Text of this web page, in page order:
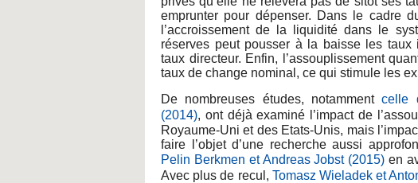
emprunter pour dépenser. Dans le cadre
l’accroissement de la liquidité dans le
réserves peut pousser à la baisse les
taux directeur. Enfin, l’assouplissement
taux de change nominal, ce qui stimule les
De nombreuses études, notammentcelle
(2014), ont déjà examiné l’impact de
Royaume-Uni et des Etats-Unis, mais
faire l’objet d’une recherche aussi
Pelin Berkmen et Andreas Jobst (2015) en
Avec plus de recul, Tomasz Wieladek et